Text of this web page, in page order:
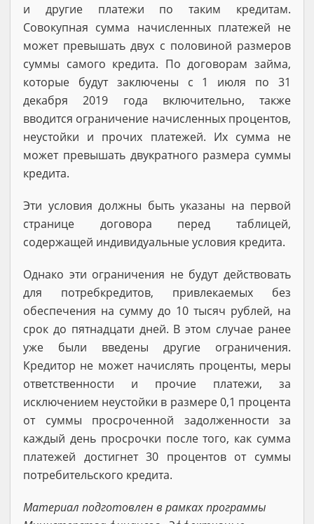
и другие платежи по таким кредитам.
Совокупная сумма начисленных платежей не
может превышать двух с половиной размеров
суммы самого кредита. По договорам займа,
которые будут заключены с 1 июля по 31
декабря 2019 года включительно, также
вводится ограничение начисленных процентов,
неустойки и прочих платежей. Их сумма не
может превышать двукратного размера суммы
кредита.
Эти условия должны быть указаны на первой
странице договора перед таблицей,
содержащей индивидуальные условия кредита.
Однако эти ограничения не будут действовать
для потребкредитов, привлекаемых без
обеспечения на сумму до 10 тысяч рублей, на
срок до пятнадцати дней. В этом случае ранее
уже были введены другие ограничения.
Кредитор не может начислять проценты, меры
ответственности и прочие платежи, за
исключением неустойки в размере 0,1 процента
от суммы просроченной задолженности за
каждый день просрочки после того, как сумма
платежей достигнет 30 процентов от суммы
потребительского кредита.
Материал подготовлен в рамках программы